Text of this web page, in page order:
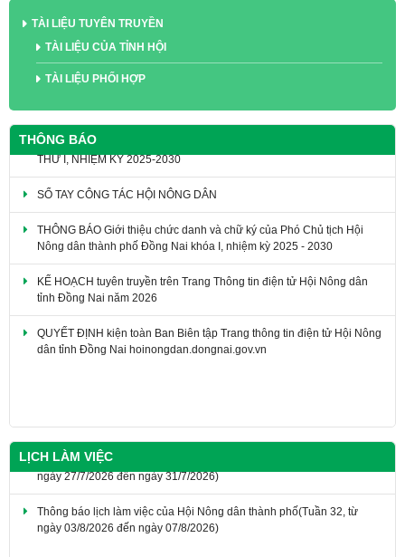
TÀI LIỆU TUYÊN TRUYỀN
TÀI LIỆU CỦA TỈNH HỘI
TÀI LIỆU PHỐI HỢP
THÔNG BÁO
Nông dân thành phố Đồng Nai khóa I, nhiệm kỳ 2025 - 2030
tỉnh Đồng Nai năm 2026
dân tỉnh Đồng Nai hoinongdan.dongnai.gov.vn
LỊCH LÀM VIỆC
Thông báo lịch làm việc của Hội Nông dân thành phố(Tuần 32, từ
THÔNG BÁO Lịch làm việc của Hội Nông dân thành phố (Tuần 31, từ